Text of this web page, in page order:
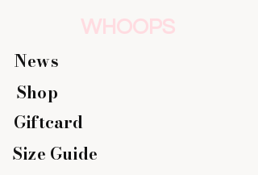
WHOOPS
News
Giftcard
Size Guide
Shop